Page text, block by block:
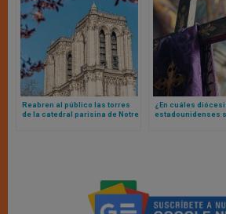
Reabren al público las torres
de la catedral parisina de Notre
¿En cuáles
estadounidenses